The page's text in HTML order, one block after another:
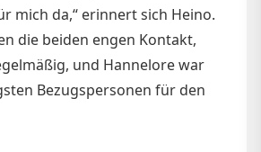
mich da,“ erinnert sich Heino.
die beiden engen Kontakt,
und Hannelore war
Bezugspersonen für den